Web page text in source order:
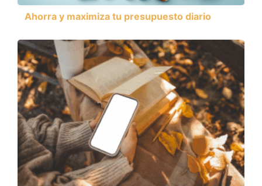
Ahorra y maximiza tu presupuesto diario